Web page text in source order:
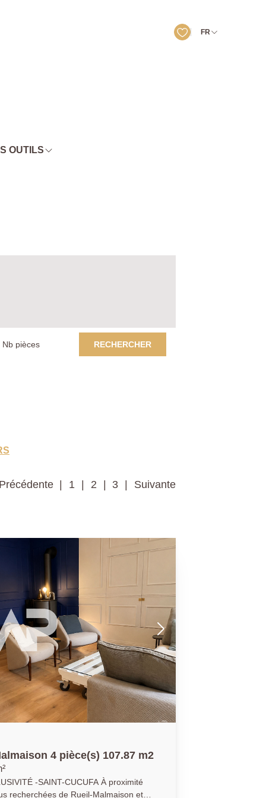
FR
OUTILS
RECHERCHER
Précédente 1 2 3 Suivante
4 pièce(s) 107.87 m2
-SAINT-CUCUFA À proximité
recherchées de Rueil-Malmaison et